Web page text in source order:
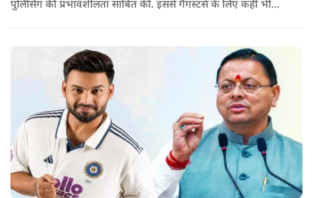
पुलिसिंग की प्रभावशीलता साबित की. इससे गैंगस्टर्स के लिए कहीं भी